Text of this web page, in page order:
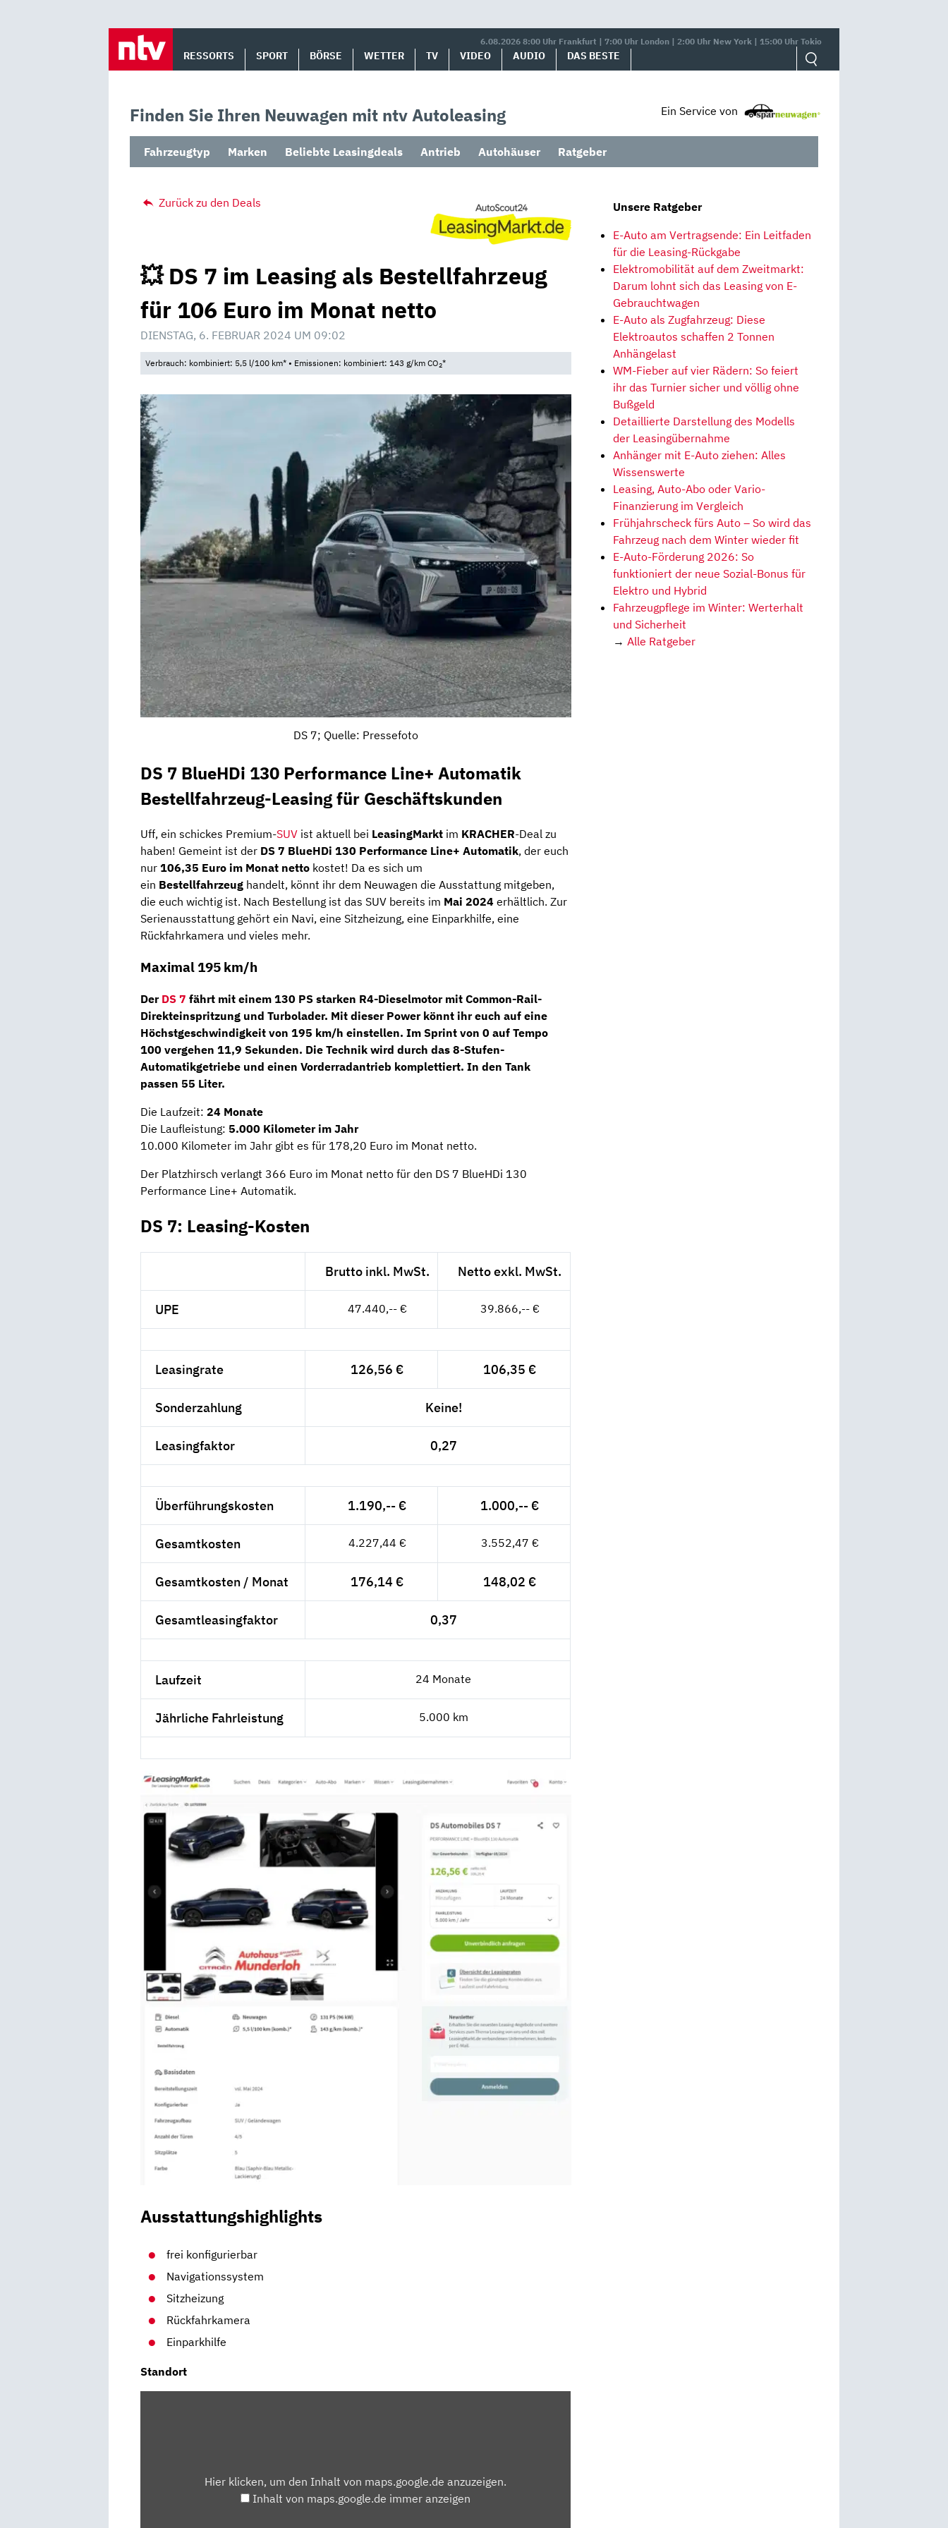
6.08.2026 8:00 Uhr Frankfurt | 7:00 Uhr London | 2:00 Uhr New York | 15:00 Uhr Tokio
RESSORTS SPORT BÖRSE WETTER TV VIDEO AUDIO DAS BESTE
Finden Sie Ihren Neuwagen mit ntv Autoleasing Ein Service von
Fahrzeugtyp Marken Beliebte Leasingdeals Antrieb Autohäuser Ratgeber
Zurück zu den Deals
💥 DS 7 im Leasing als Bestellfahrzeug
für 106 Euro im Monat netto
DIENSTAG, 6. FEBRUAR 2024 UM 09:02
Verbrauch: kombiniert: 5,5 l/100 km* • Emissionen: kombiniert: 143 g/km CO2*
DS 7; Quelle: Pressefoto
DS 7 BlueHDi 130 Performance Line+ Automatik
Bestellfahrzeug-Leasing für Geschäftskunden
Uff, ein schickes Premium-SUV ist aktuell bei LeasingMarkt im KRACHER-Deal zu
haben! Gemeint ist der DS 7 BlueHDi 130 Performance Line+ Automatik, der euch
nur 106,35 Euro im Monat netto kostet! Da es sich um
ein Bestellfahrzeug handelt, könnt ihr dem Neuwagen die Ausstattung mitgeben,
die euch wichtig ist. Nach Bestellung ist das SUV bereits im Mai 2024 erhältlich. Zur
Serienausstattung gehört ein Navi, eine Sitzheizung, eine Einparkhilfe, eine
Rückfahrkamera und vieles mehr.
Maximal 195 km/h
Der DS 7 fährt mit einem 130 PS starken R4-Dieselmotormit Common-Rail-
Direkteinspritzung und Turbolader. Mit dieser Power könnt ihr euch auf eine
Höchstgeschwindigkeit von 195 km/h einstellen. Im Sprint von 0 auf Tempo
100 vergehen 11,9 Sekunden. Die Technik wird durch das 8-Stufen-
Automatikgetriebe und einen Vorderradantrieb komplettiert. In den Tank
passen 55 Liter.
Die Laufzeit: 24 Monate
Die Laufleistung: 5.000 Kilometer im Jahr
10.000 Kilometer im Jahr gibt es für 178,20 Euro im Monat netto.
Der Platzhirsch verlangt 366 Euro im Monat netto für den DS 7 BlueHDi 130
Performance Line+ Automatik.
DS 7: Leasing-Kosten
Brutto inkl. MwSt. Netto exkl. MwSt.
UPE 47.440,-- € 39.866,-- €
Leasingrate 126,56 € 106,35 €
Sonderzahlung Keine!
Leasingfaktor 0,27
Überführungskosten 1.190,-- € 1.000,-- €
Gesamtkosten 4.227,44 € 3.552,47 €
Gesamtkosten / Monat 176,14 € 148,02 €
Gesamtleasingfaktor 0,37
Laufzeit 24 Monate
Jährliche Fahrleistung 5.000 km
Ausstattungshighlights
frei konfigurierbar
Navigationssystem
Sitzheizung
Rückfahrkamera
Einparkhilfe
Standort
Hier klicken, um den Inhalt von maps.google.de anzuzeigen.
Inhalt von maps.google.de immer anzeigen
Unsere Ratgeber
E-Auto am Vertragsende: Ein Leitfaden
für die Leasing-Rückgabe
Elektromobilität auf dem Zweitmarkt:
Darum lohnt sich das Leasing von E-
Gebrauchtwagen
E-Auto als Zugfahrzeug: Diese
Elektroautos schaffen 2 Tonnen
Anhängelast
WM-Fieber auf vier Rädern: So feiert
ihr das Turnier sicher und völlig ohne
Bußgeld
Detaillierte Darstellung des Modells
der Leasingübernahme
Anhänger mit E-Auto ziehen: Alles
Wissenswerte
Leasing, Auto-Abo oder Vario-
Finanzierung im Vergleich
Frühjahrscheck fürs Auto – So wird das
Fahrzeug nach dem Winter wieder fit
E-Auto-Förderung 2026: So
funktioniert der neue Sozial-Bonus für
Elektro und Hybrid
Fahrzeugpflege im Winter: Werterhalt
und Sicherheit
→ Alle Ratgeber